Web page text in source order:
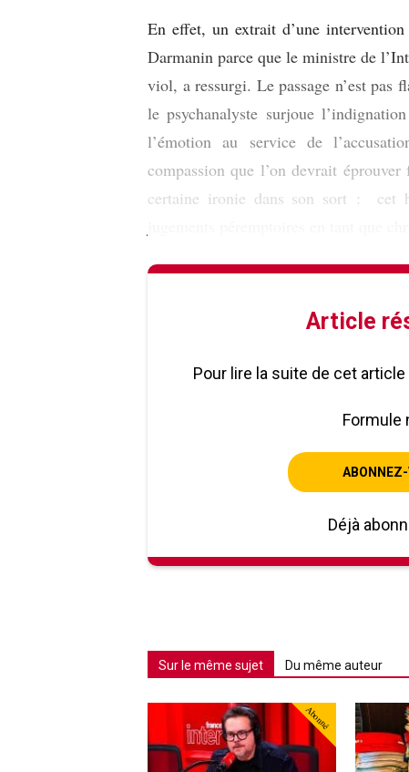
En effet, un extrait d’une
Darmanin parce que le ministre de
viol, a ressurgi. Le passage n’est pas
le psychanalyste surjoue
l’émotion au service de
compassion que l’on devrait
certaine ironie dans son sort : cet
Article
Pour lire la suite de cet
Formule
Déjà
Sur le même sujet Du même auteur
Abonné